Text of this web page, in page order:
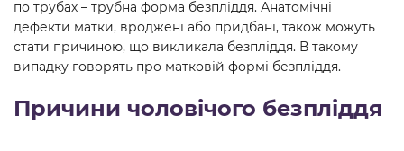
по трубах – трубна форма безпліддя. Анатомічні
дефекти матки, вроджені або придбані, також можуть
стати причиною, що викликала безпліддя. В такому
випадку говорять про матковій формі безпліддя.
Причини чоловічого безпліддя